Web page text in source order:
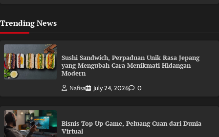
Trending News
Sushi Sandwich, Perpaduan Unik Rasa Jepang
yang Mengubah Cara Menikmati Hidangan
Modern
Nafisa July 24, 2026 0
Bisnis Top Up Game, Peluang Cuan dari Dunia
Virtual